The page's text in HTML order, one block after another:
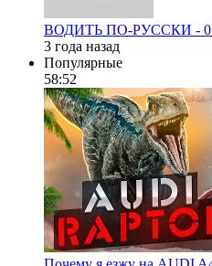
ВОДИТЬ ПО-РУССКИ -
3 года назад
Популярные
58:52